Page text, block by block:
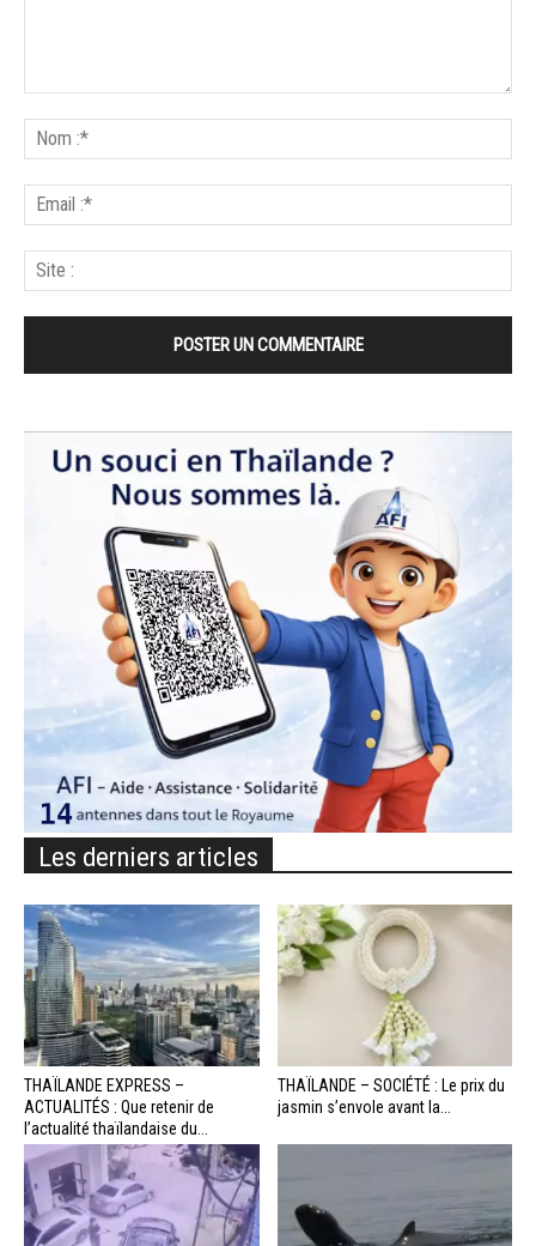
Les derniers articles
THAÏLANDE EXPRESS –
ACTUALITÉS : Que retenir de
l’actualité thaïlandaise du...
THAÏLANDE – SOCIÉTÉ : Le prix du
jasmin s’envole avant la...